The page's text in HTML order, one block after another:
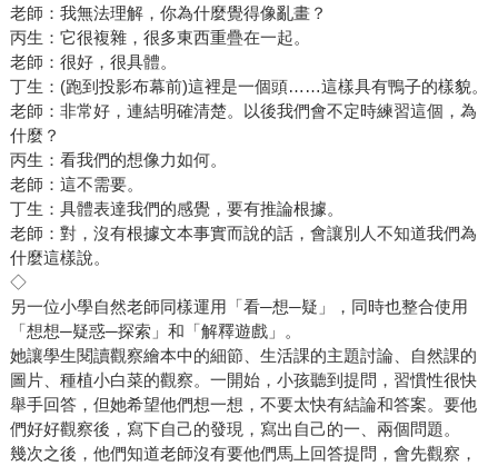
老師：我無法理解，你為什麼覺得像亂畫？
丙生：它很複雜，很多東西重疊在一起。
老師：很好，很具體。
丁生：(跑到投影布幕前)這裡是一個頭……這樣具有鴨子的樣貌。
老師：非常好，連結明確清楚。以後我們會不定時練習這個，為
什麼？
丙生：看我們的想像力如何。
老師：這不需要。
丁生：具體表達我們的感覺，要有推論根據。
老師：對，沒有根據文本事實而說的話，會讓別人不知道我們為
什麼這樣說。
◇
另一位小學自然老師同樣運用「看─想─疑」，同時也整合使用
「想想─疑惑─探索」和「解釋遊戲」。
她讓學生閱讀觀察繪本中的細節、生活課的主題討論、自然課的
圖片、種植小白菜的觀察。一開始，小孩聽到提問，習慣性很快
舉手回答，但她希望他們想一想，不要太快有結論和答案。要他
們好好觀察後，寫下自己的發現，寫出自己的一、兩個問題。
幾次之後，他們知道老師沒有要他們馬上回答提問，會先觀察，